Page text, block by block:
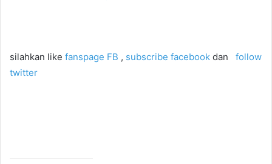
silahkan like fanspage FB , subscribe facebook dan
follow
twitter